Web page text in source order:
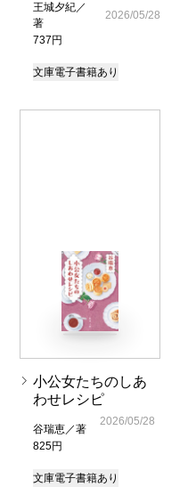
王城夕紀／
著
737円
2026/05/28
文庫電子書籍あり
小公女たちのしあ
わせレシピ
谷瑞恵／著
825円
2026/05/28
文庫電子書籍あり